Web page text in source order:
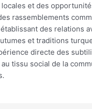
et des
rassemblements
des relations
et traditions
directe des
tissu social de la